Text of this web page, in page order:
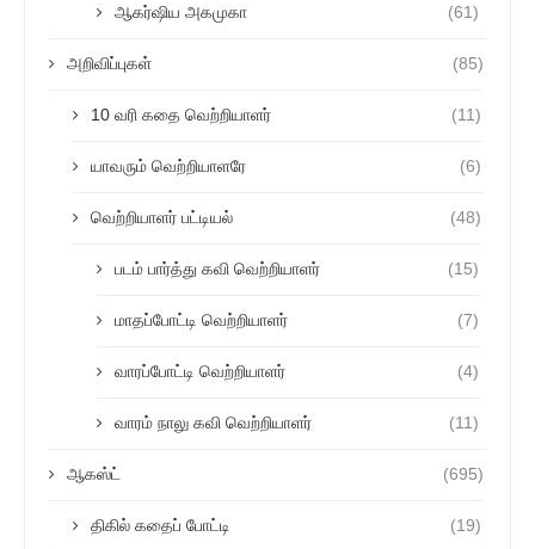
ஆகர்ஷிய அகமுகா (61)
அறிவிப்புகள் (85)
10 வரி கதை வெற்றியாளர் (11)
யாவரும் வெற்றியாளரே (6)
வெற்றியாளர் பட்டியல் (48)
படம் பார்த்து கவி வெற்றியாளர் (15)
மாதப்போட்டி வெற்றியாளர் (7)
வாரப்போட்டி வெற்றியாளர் (4)
வாரம் நாலு கவி வெற்றியாளர் (11)
ஆகஸ்ட் (695)
திகில் கதைப் போட்டி (19)